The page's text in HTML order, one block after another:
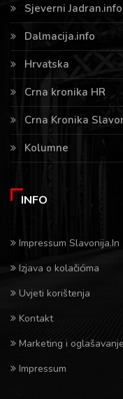
Sjeverni Jadran.info
Dalmacija.info
Hrvatska
Crna kronika HR
Crna Kronika
Kolumne
INFO
Impressum Slavonija.In
Izjava o kolačićima
Uvjeti korištenja
Kontakt
Marketing i oglašavanje
Impressum